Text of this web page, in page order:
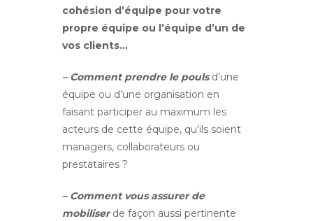
cohésion d’équipe pour votre
propre équipe ou l’équipe d’un de
vos clients…
– Comment prendre le poulsd’une
équipe ou d’une organisation en
faisant participer au maximum les
acteurs de cette équipe, qu’ils soient
managers, collaborateurs ou
prestataires ?
– Comment vous assurer de
mobiliserde façon aussi pertinente